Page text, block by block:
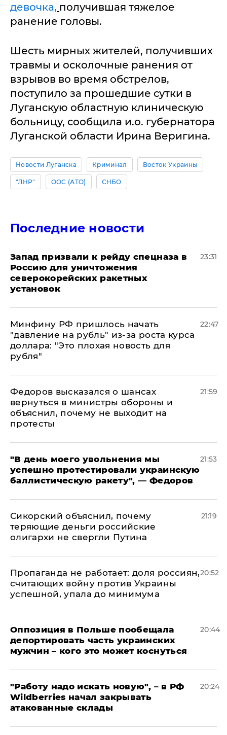
девочка, получившая тяжелое
ранение головы.
Шесть мирных жителей, получивших
травмы и осколочные ранения от
взрывов во время обстрелов,
поступило за прошедшие сутки в
Луганскую областную клиническую
больницу, сообщила и.о. губернатора
Луганской области Ирина Веригина.
Новости Луганска Криминал Восток Украины
"ЛНР" ООС (АТО) СНБО
Последние новости
Запад призвали к рейду спецназа в
Россию для уничтожения
северокорейских ракетных
установок
23:31
Минфину РФ пришлось начать
"давление на рубль" из-за роста курса
доллара: "Это плохая новость для
рубля"
22:47
Федоров высказался о шансах
вернуться в министры обороны и
объяснил, почему не выходит на
протесты
21:59
​"В день моего увольнения мы
успешно протестировали украинскую
баллистическую ракету", — Федоров
21:53
Сикорский объяснил, почему
теряющие деньги российские
олигархи не свергли Путина
21:19
​Пропаганда не работает: доля россиян,
считающих войну против Украины
успешной, упала до минимума
20:52
Оппозиция в Польше пообещала
депортировать часть украинских
мужчин – кого это может коснуться
20:44
"Работу надо искать новую", – в РФ
Wildberries начал закрывать
атакованные склады
20:24